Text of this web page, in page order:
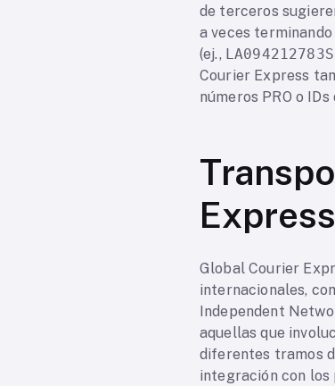
de terceros
a veces
(ej.,
Courier Express
números PRO o IDs
Express
Global Courier
internacionales,
Independent
aquellas que
diferentes tramos
integración con los